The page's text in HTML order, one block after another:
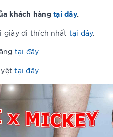
khách hàng tại đây.
giày đi thích nhất tại đây.
tại đây.
tại đây.